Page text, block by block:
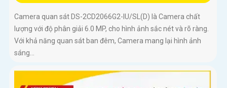
Camera quan sát DS-2CD2066G2-IU/SL(D) là Camera chất
lượng với độ phân giải 6.0 MP, cho hình ảnh sắc nét và rõ ràng.
Với khả năng quan sát ban đêm, Camera mang lại hình ảnh
sáng...